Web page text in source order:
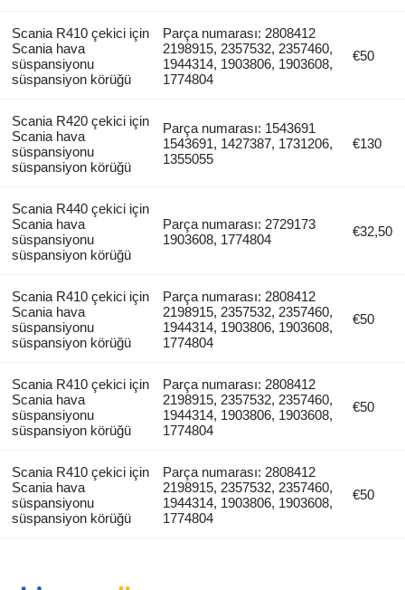
Scania R410 çekici için
Scania hava
süspansiyonu
süspansiyon körüğü
Parça numarası: 2808412
2198915, 2357532, 2357460,
1944314, 1903806, 1903608,
1774804
€50
Scania R420 çekici için
Scania hava
süspansiyonu
süspansiyon körüğü
Parça numarası: 1543691
1543691, 1427387, 1731206,
1355055
€130
Scania R440 çekici için
Scania hava
süspansiyonu
süspansiyon körüğü
Parça numarası: 2729173
1903608, 1774804
€32,50
Scania R410 çekici için
Scania hava
süspansiyonu
süspansiyon körüğü
Parça numarası: 2808412
2198915, 2357532, 2357460,
1944314, 1903806, 1903608,
1774804
€50
Scania R410 çekici için
Scania hava
süspansiyonu
süspansiyon körüğü
Parça numarası: 2808412
2198915, 2357532, 2357460,
1944314, 1903806, 1903608,
1774804
€50
Scania R410 çekici için
Scania hava
süspansiyonu
süspansiyon körüğü
Parça numarası: 2808412
2198915, 2357532, 2357460,
1944314, 1903806, 1903608,
1774804
€50